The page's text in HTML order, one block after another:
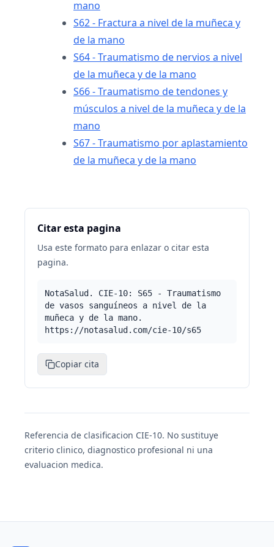
mano
S62 - Fractura a nivel de la muñeca y
de la mano
S64 - Traumatismo de nervios a nivel
de la muñeca y de la mano
S66 - Traumatismo de tendones y
músculos a nivel de la muñeca y de la
mano
S67 - Traumatismo por aplastamiento
de la muñeca y de la mano
Citar esta pagina
Usa este formato para enlazar o citar esta
pagina.
NotaSalud. CIE-10: S65 - Traumatismo
de vasos sanguíneos a nivel de la
muñeca y de la mano.
https://notasalud.com/cie-10/s65
Copiar cita
Referencia de clasificacion CIE-10. No sustituye
criterio clinico, diagnostico profesional ni una
evaluacion medica.